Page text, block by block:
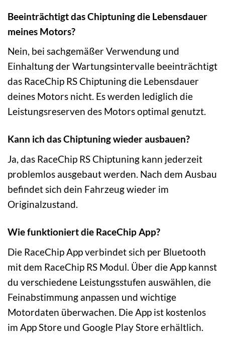
Beeinträchtigt das Chiptuning die Lebensdauer
meines Motors?
Nein, bei sachgemäßer Verwendung und
Einhaltung der Wartungsintervalle beeinträchtigt
das RaceChip RS Chiptuning die Lebensdauer
deines Motors nicht. Es werden lediglich die
Leistungsreserven des Motors optimal genutzt.
Kann ich das Chiptuning wieder ausbauen?
Ja, das RaceChip RS Chiptuning kann jederzeit
problemlos ausgebaut werden. Nach dem Ausbau
befindet sich dein Fahrzeug wieder im
Originalzustand.
Wie funktioniert die RaceChip App?
Die RaceChip App verbindet sich per Bluetooth
mit dem RaceChip RS Modul. Über die App kannst
du verschiedene Leistungsstufen auswählen, die
Feinabstimmung anpassen und wichtige
Motordaten überwachen. Die App ist kostenlos
im App Store und Google Play Store erhältlich.